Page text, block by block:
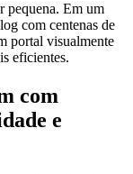
pequena. Em um
com centenas de
portal visualmente
eficientes.
com
e